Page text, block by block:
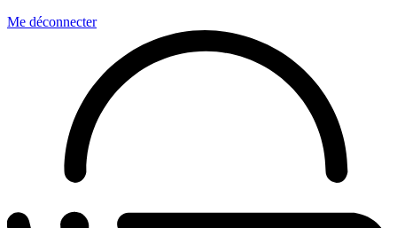
Me déconnecter